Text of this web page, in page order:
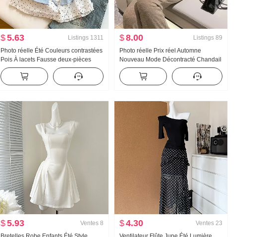
$5.63 Listings 1311
Photo réelle Été Couleurs contrastées
Pois À lacets Fausse deux-pièces
Manches courtes T-shirt Femme Été
Nouveau Style sucré Niche Top
$8.00 Listings 89
Photo réelle Prix réel Automne
Nouveau Mode Décontracté Chandail
à capuchon Wei Pantalon Amincissant
Ensemble Costume de sport Femme
Tendance
$5.93 Ventes 8
$4.30 Ventes 23